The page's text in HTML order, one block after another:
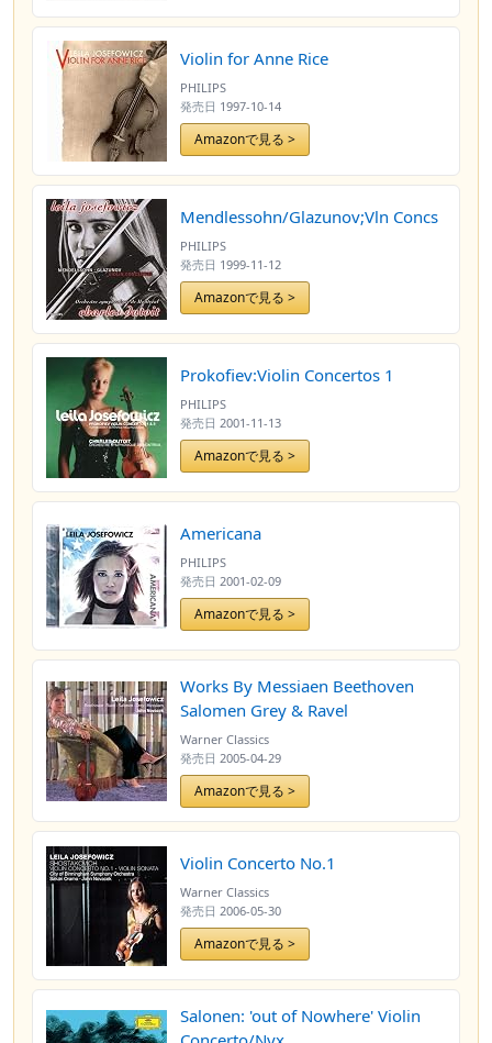
Violin for Anne Rice
PHILIPS
発売日 1997-10-14
Amazonで見る >
Mendlessohn/Glazunov;Vln Concs
PHILIPS
発売日 1999-11-12
Amazonで見る >
Prokofiev:Violin Concertos 1
PHILIPS
発売日 2001-11-13
Amazonで見る >
Americana
PHILIPS
発売日 2001-02-09
Amazonで見る >
Works By Messiaen Beethoven
Salomen Grey & Ravel
Warner Classics
発売日 2005-04-29
Amazonで見る >
Violin Concerto No.1
Warner Classics
発売日 2006-05-30
Amazonで見る >
Salonen: 'out of Nowhere' Violin